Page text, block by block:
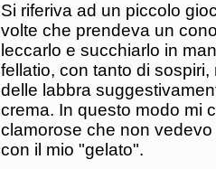
Si riferiva ad un piccolo
volte che prendeva un
leccarlo e succhiarlo in
fellatio, con tanto di
delle labbra
crema. In questo modo mi
clamorose che non
con il mio "gelato".